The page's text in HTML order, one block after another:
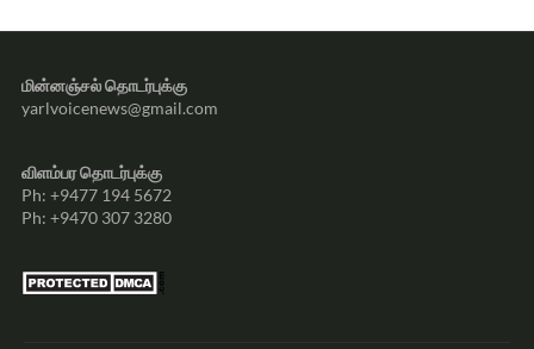
மின்னஞ்சல் தொடர்புக்கு
yarlvoicenews@gmail.com
விளம்பர தொடர்புக்கு
Ph: +9477 194 5672
Ph: +9470 307 3280